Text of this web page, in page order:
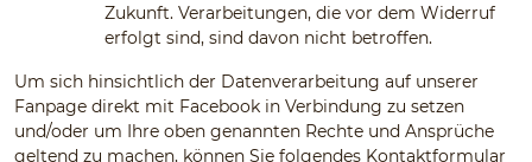
Zukunft. Verarbeitungen, die vor dem Widerruf
erfolgt sind, sind davon nicht betroffen.
Um sich hinsichtlich der Datenverarbeitung auf unserer
Fanpage direkt mit Facebook in Verbindung zu setzen
und/oder um Ihre oben genannten Rechte und Ansprüche
geltend zu machen, können Sie folgendes Kontaktformular